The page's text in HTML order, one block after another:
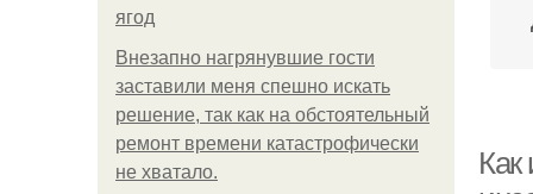
ягод
Внезапно нагрянувшие гости
заставили меня спешно искать
решение, так как на обстоятельный
ремонт времени катастрофически
не хватало.
Как